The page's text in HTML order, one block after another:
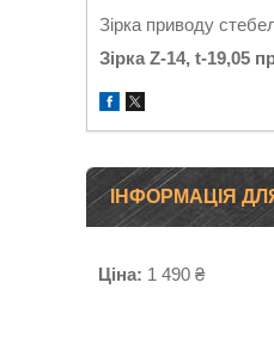
Зірка приводу
Зірка Z-14, t-19,05
ІНФОРМАЦІЯ
Ціна: 1 490 ₴